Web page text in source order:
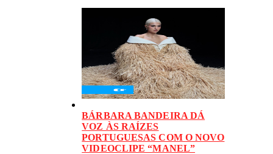
BÁRBARA BANDEIRA DÁ
VOZ ÀS RAÍZES
PORTUGUESAS COM O NOVO
VIDEOCLIPE “MANEL”